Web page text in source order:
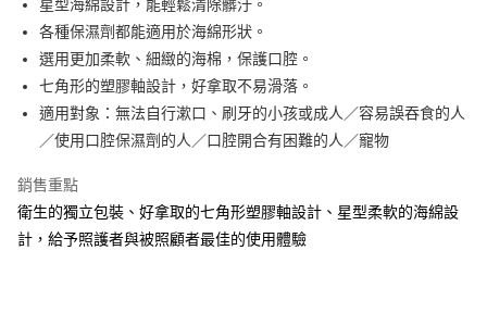
臺灣中小企業銀行
匯豐（台灣）商業銀行
華泰商業銀行
聯邦商業銀行
遠東國際商業銀行
元大商業銀行
永豐商業銀行
玉山商業銀行
星展（台灣）商業銀行
台新國際商業銀行
中國信託商業銀行
上海商業儲蓄銀行
國泰世華商業銀行
臺灣中小企業銀行
台中商業銀行
匯豐（台灣）商業銀行
華泰商業銀行
聯邦商業銀行
遠東國際商業銀行
元大商業銀行
永豐商業銀行
玉山商業銀行
星展（台灣）商業銀行
台灣樂天信用卡公司
LINE Pay
Apple Pay
街口支付
悠遊付
ATM付款
星型海綿設計，能輕鬆清除髒汙。
各種保濕劑都能適用於海綿形狀。
選用更加柔軟、細緻的海棉，保護口腔。
七角形的塑膠軸設計，好拿取不易滑落。
適用對象：無法自行漱口、刷牙的小孩或成人／容易誤吞食的人
／使用口腔保濕劑的人／口腔開合有困難的人／寵物
銷售重點
衛生的獨立包裝、好拿取的七角形塑膠軸設計、星型柔軟的海綿設
計，給予照護者與被照顧者最佳的使用體驗